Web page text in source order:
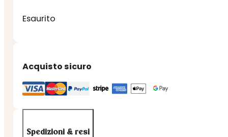
Esaurito
Acquisto sicuro
Spedizioni & resi